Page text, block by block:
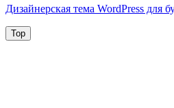
Дизайнерская тема WordPress для
Top